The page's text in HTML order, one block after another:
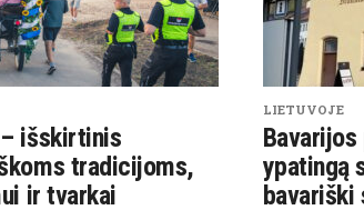
– išskirtinis
tradicijoms,
ir tvarkai
LIETUVOJE
ypatingą